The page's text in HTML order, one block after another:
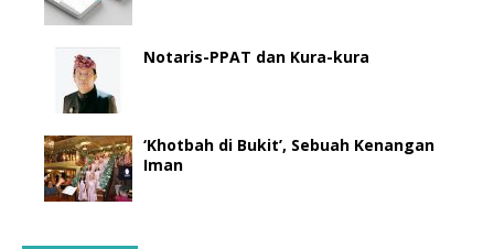
Notaris-PPAT dan Kura-kura
‘Khotbah di Bukit’, Sebuah Kenangan
Iman